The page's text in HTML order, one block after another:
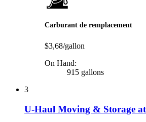
Carburant de remplacement
$3,68/gallon
On Hand:
915 gallons
3
U-Haul Moving & Storage